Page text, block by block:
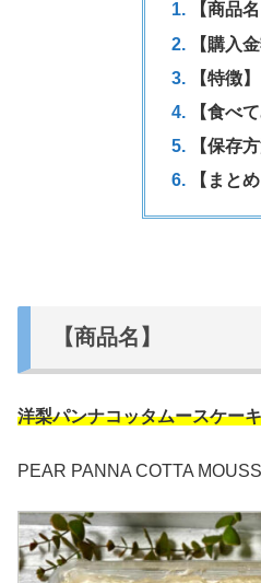
【商品名
【購入金
【特徴】
【食べ
【保存方
【まとめ
【商品名】
洋梨パンナコッタムースケーキ
PEAR PANNA COTTA